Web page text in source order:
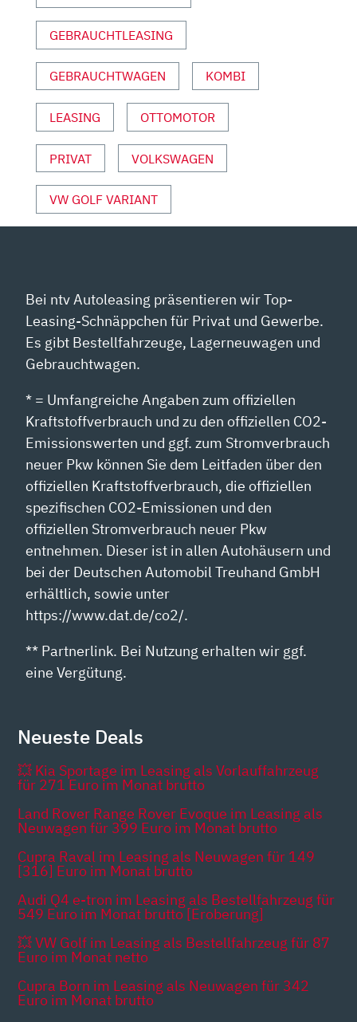
MOTOR
UND
VON
YOUTUBE
ANZEIGEN
GEBRAUCHTLEASING
GEBRAUCHTWAGEN KOMBI
LEASING OTTOMOTOR
PRIVAT VOLKSWAGEN
VW GOLF VARIANT
Bei ntv Autoleasing präsentieren wir Top-
Leasing-Schnäppchen für Privat und Gewerbe.
Es gibt Bestellfahrzeuge, Lagerneuwagen und
Gebrauchtwagen.
* = Umfangreiche Angaben zum offiziellen
Kraftstoffverbrauch und zu den offiziellen CO2-
Emissionswerten und ggf. zum Stromverbrauch
neuer Pkw können Sie dem Leitfaden über den
offiziellen Kraftstoffverbrauch, die offiziellen
spezifischen CO2-Emissionen und den
offiziellen Stromverbrauch neuer Pkw
entnehmen. Dieser ist in allen Autohäusern und
bei der Deutschen Automobil Treuhand GmbH
erhältlich, sowie unter
https://www.dat.de/co2/.
** Partnerlink. Bei Nutzung erhalten wir ggf.
eine Vergütung.
Neueste Deals
💥 Kia Sportage im Leasing als Vorlauffahrzeug
für 271 Euro im Monat brutto
Land Rover Range Rover Evoque im Leasing als
Neuwagen für 399 Euro im Monat brutto
Cupra Raval im Leasing als Neuwagen für 149
[316] Euro im Monat brutto
Audi Q4 e-tron im Leasing als Bestellfahrzeug für
549 Euro im Monat brutto [Eroberung]
💥 VW Golf im Leasing als Bestellfahrzeug für 87
Euro im Monat netto
Cupra Born im Leasing als Neuwagen für 342
Euro im Monat brutto